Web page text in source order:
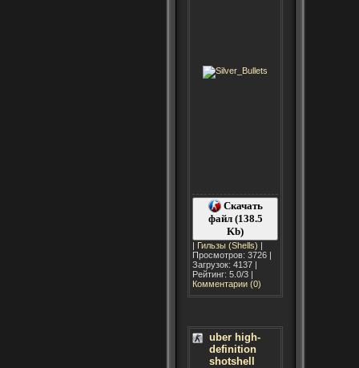
Скачать
файл (138.5
Kb)
| Гильзы (Shells) |
Просмотров: 3726 |
Загрузок: 4137 |
Рейтинг: 5.0/3 |
Комментарии (0)
uber high-
definition
shotshell